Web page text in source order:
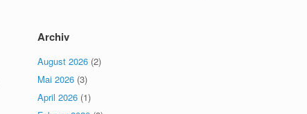
Archiv
August 2026 (2)
Mai 2026 (3)
April 2026 (1)